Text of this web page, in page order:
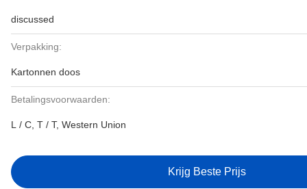
discussed
Verpakking:
Kartonnen doos
Betalingsvoorwaarden:
L / C, T / T, Western Union
Krijg Beste Prijs